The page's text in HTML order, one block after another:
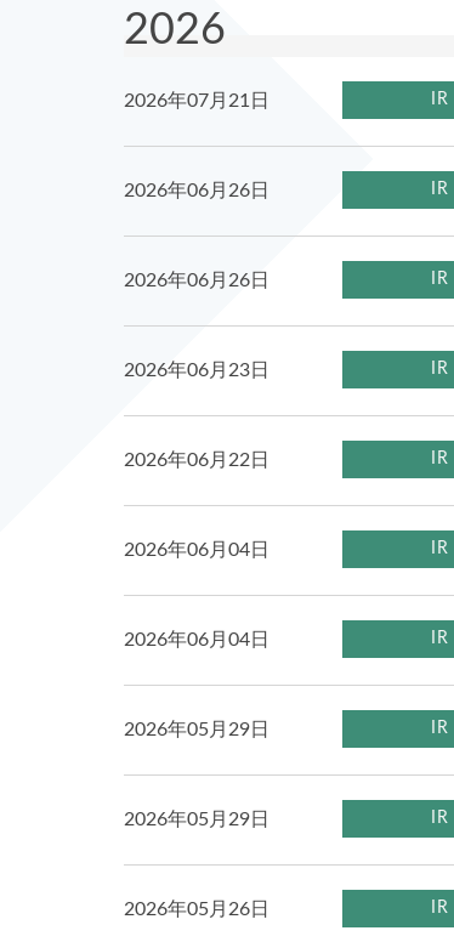
2026
2026年07月21日 IR
2026年06月26日 IR
2026年06月26日 IR
2026年06月23日 IR
2026年06月22日 IR
2026年06月04日 IR
2026年06月04日 IR
2026年05月29日 IR
2026年05月29日 IR
2026年05月26日 IR